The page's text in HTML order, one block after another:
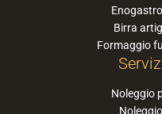
Birra
Formaggio
Noleggio